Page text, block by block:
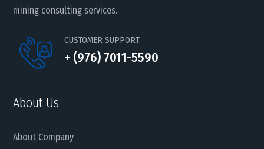
mining consulting services.
CUSTOMER SUPPORT
+ (976) 7011-5590
About Us
About Company